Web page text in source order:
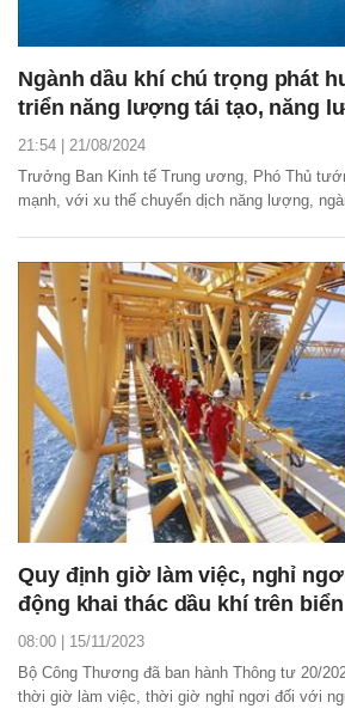
Ngành dầu khí chú trọng phát
triển năng lượng tái tạo, năng
21:54 | 21/08/2024
Trưởng Ban Kinh tế Trung ương, Phó Thủ
mạnh, với xu thế chuyển dịch năng lượng,
Quy định giờ làm việc, nghỉ
động khai thác dầu khí trên biển
08:00 | 15/11/2023
Bộ Công Thương đã ban hành Thông tư 20/
thời giờ làm việc, thời giờ nghỉ ngơi đối với